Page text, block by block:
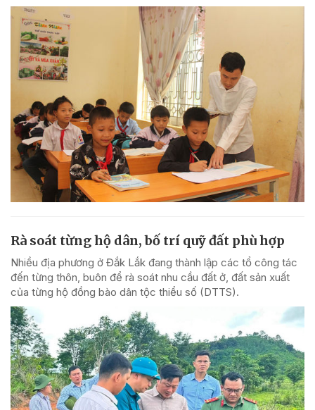
Rà soát từng hộ dân, bố trí quỹ đất phù hợp
Nhiều địa phương ở Đắk Lắk đang thành lập các tổ công tác
đến từng thôn, buôn để rà soát nhu cầu đất ở, đất sản xuất
của từng hộ đồng bào dân tộc thiểu số (DTTS).